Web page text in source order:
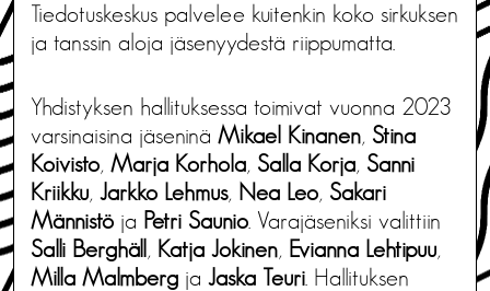
Tiedotuskeskus palvelee kuitenkin koko sirkuksen
ja tanssin aloja jäsenyydestä riippumatta.
Yhdistyksen hallituksessa toimivat vuonna 2023
varsinaisina jäseninä Mikael Kinanen, Stina
Koivisto, Marja Korhola, Salla Korja, Sanni
Kriikku, Jarkko Lehmus, Nea Leo, Sakari
Männistö ja Petri Saunio . Varajäseniksi valittiin
Salli Berghäll , Katja Jokinen, Evianna Lehtipuu,
Milla Malmberg ja Jaska Teuri . Hallituksen